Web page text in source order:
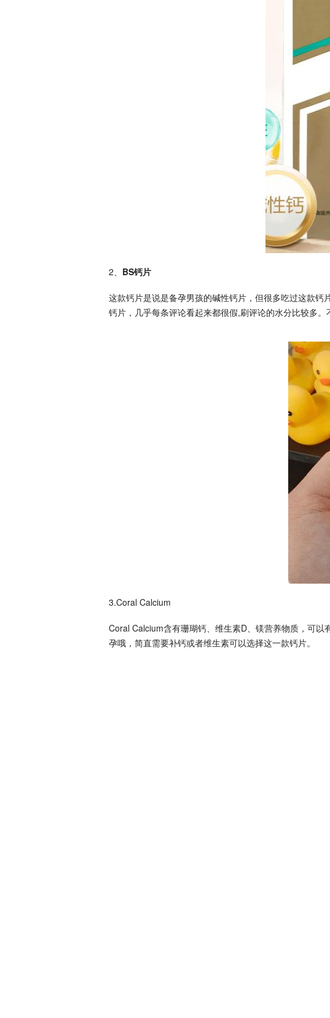
2、 BS钙片
这款钙片是说是备孕男孩的碱性钙片，但很多吃过这款
钙片，几乎每条评论看起来都很假,刷评论的水分比较多。
3.Coral Calcium
Coral Calcium含有珊瑚钙、维生素D、镁营养物质，可
孕哦，简直需要补钙或者维生素可以选择这一款钙片。